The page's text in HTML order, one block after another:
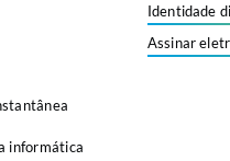
informática
Identidade
Assinar